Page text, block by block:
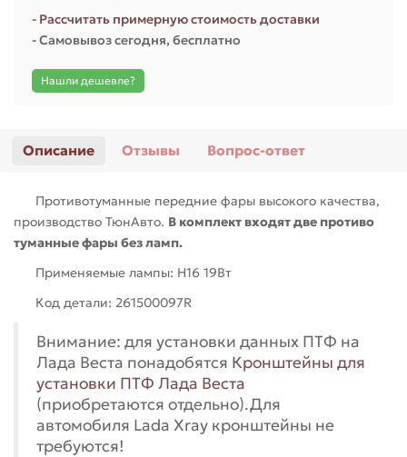
- Рассчитать примерную стоимость доставки
- Самовывоз сегодня, бесплатно
Нашли дешевле?
Описание Отзывы Вопрос-ответ
Противотуманные передние фары высокого качества,
производство ТюнАвто. В комплект входят две противо
туманные фары без ламп.
Применяемые лампы: H16 19Вт
Код детали: 261500097R
Внимание: для установки данных ПТФ на
Лада Веста понадобятся Кронштейны для
установки ПТФ Лада Веста
(приобретаются отдельно).Для
автомобиля Lada Xray кронштейны не
требуются!